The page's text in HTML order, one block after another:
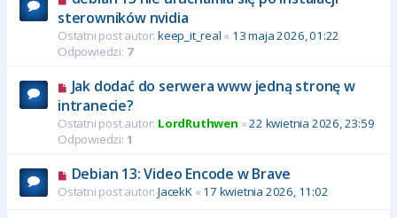
sterowników nvidia
Ostatni post autor: keep_it_real « 13 maja 2026, 01:22
Odpowiedzi: 7
Jak dodać do serwera www jedną stronę w
intranecie?
Ostatni post autor: LordRuthwen «22 kwietnia 2026, 23:59
Odpowiedzi: 1
Debian 13: Video Encode w Brave
Ostatni post autor: JacekK« 17 kwietnia 2026, 11:02